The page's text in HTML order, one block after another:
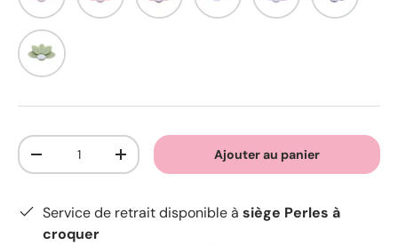
Kaki clair
Qté
-
+ Ajouter au panier
Service de retrait disponible à siège Perles à
croquer